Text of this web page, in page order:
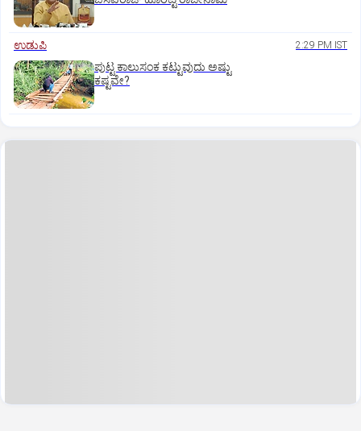
ಉಡುಪಿ 2:29 PM IST
ಪುಟ್ಟ ಕಾಲುಸಂಕ ಕಟ್ಟುವುದು ಅಷ್ಟು
ಕಷ್ಟವೇ?